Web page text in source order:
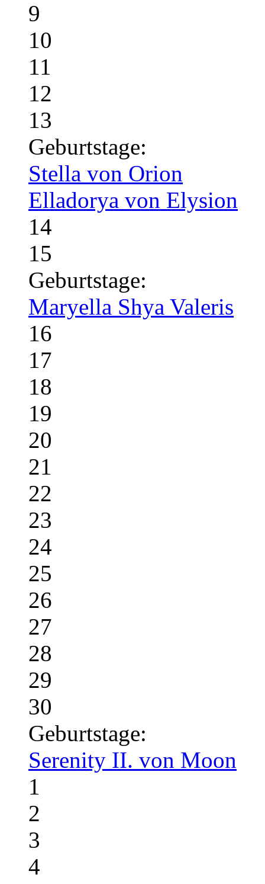
9
10
11
12
13
Geburtstage:
Stella von Orion
Elladorya von Elysion
14
15
Geburtstage:
Maryella Shya Valeris
16
17
18
19
20
21
22
23
24
25
26
27
28
29
30
Geburtstage:
Serenity II. von Moon
1
2
3
4